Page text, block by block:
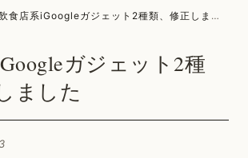
食店系iGoogleガジェット2種類、修正しました
ガジェット2種
ました